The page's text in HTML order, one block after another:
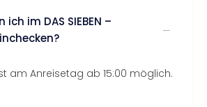
im DAS SIEBEN –
am Anreisetag ab 15:00 möglich.